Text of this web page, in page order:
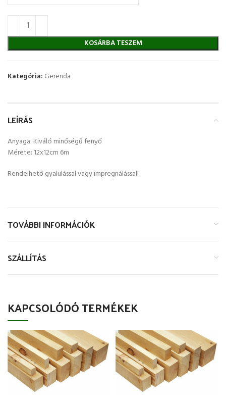
KOSÁRBA TESZEM
Kategória: Gerenda
LEÍRÁS
Anyaga: Kiváló minőségű fenyő
Mérete: 12x12cm 6m
Rendelhető gyalulással vagy impregnálással!
TOVÁBBI INFORMÁCIÓK
SZÁLLÍTÁS
KAPCSOLÓDÓ TERMÉKEK